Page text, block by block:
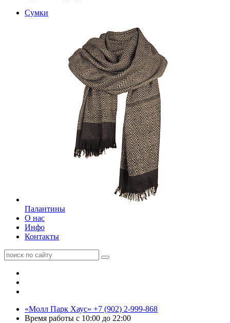
Сумки
Палантины
О нас
Инфо
Контакты
«Молл Парк Хаус» +7 (902) 2-999-868
Время работы с 10:00 до 22:00